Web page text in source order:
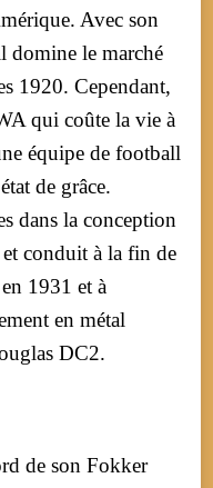
Avec son
domine le marché
1920. Cependant,
qui coûte la vie à
équipe de football
de grâce.
dans la conception
conduit à la fin de
1931 et à
en métal
DC2.
de son Fokker